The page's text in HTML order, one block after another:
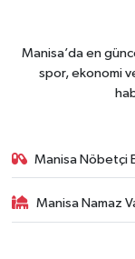
Manisa’da en
spor, ekonomi
Manisa Nöbetçi
Manisa Namaz